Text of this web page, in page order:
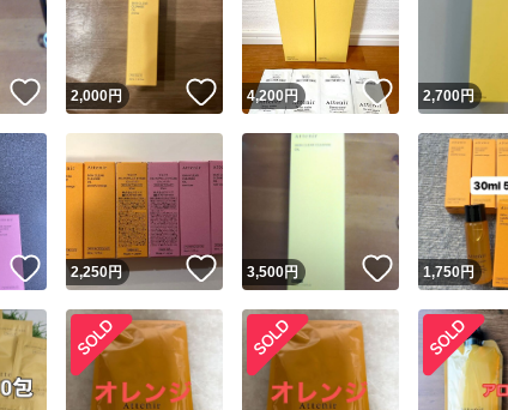
安心発送
いいね！
2,000円 いいね！
4,200 円 いいね！
2,700円
いいね！
2,250円 いいね！
3,500円 いいね！
1,750円